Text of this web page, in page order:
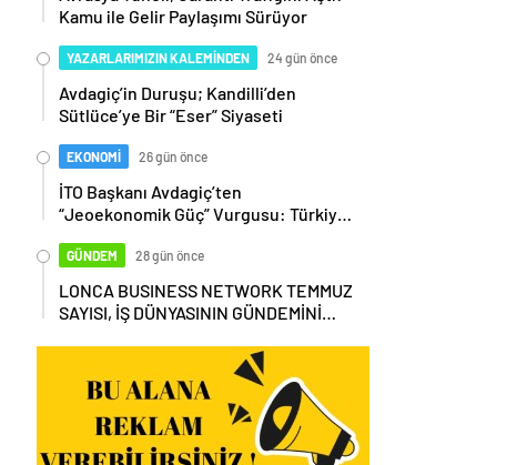
Kamu ile Gelir Paylaşımı Sürüyor
YAZARLARIMIZIN KALEMİNDEN 24 gün önce
Avdagiç’in Duruşu; Kandilli’den
Sütlüce’ye Bir “Eser” Siyaseti
EKONOMİ 26 gün önce
İTO Başkanı Avdagiç’ten
“Jeoekonomik Güç” Vurgusu: Türkiye,
Olmalı
GÜNDEM 28 gün önce
LONCA BUSINESS NETWORK TEMMUZ
SAYISI, İŞ DÜNYASININ GÜNDEMİNİ